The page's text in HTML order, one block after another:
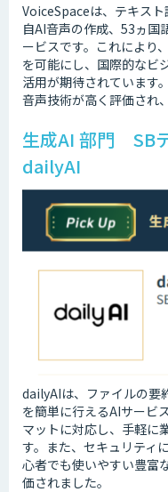
VoiceSpaceは、テキス
自AI音声の作成、53ヵ国
ービスです。これにより
を可能にし、国際的なビ
活用が期待されています
音声技術が高く評価され
生成AI 部門 SB
dailyAI
dailyAIは、ファイルの要
を簡単に行えるAIサービ
マットに対応し、手軽に
す。また、セキュリティ
心者でも使いやすい豊富
価されました。